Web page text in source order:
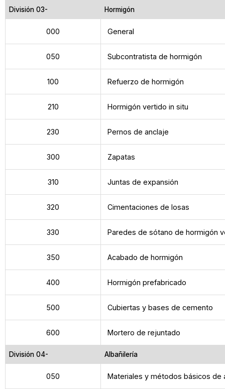
División 03- Hormigón
000 General
050 Subcontratista de hormigón
100 Refuerzo de hormigón
210 Hormigón vertido in situ
230 Pernos de anclaje
300 Zapatas
310 Juntas de expansión
320 Cimentaciones de losas
330 Paredes de sótano de hormigón
350 Acabado de hormigón
400 Hormigón prefabricado
500 Cubiertas y bases de cemento
600 Mortero de rejuntado
División 04- Albañilería
050 Materiales y métodos básicos de